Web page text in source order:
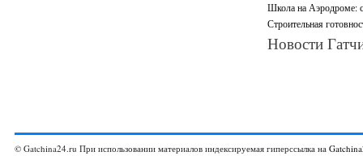
Школа на Аэродроме:
Строительная
Новости
© Gatchina24.ru При использовании материалов индексируемая гиперссылка на